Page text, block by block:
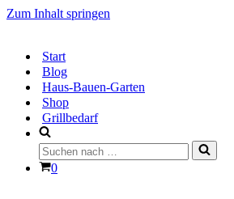
Zum Inhalt springen
Start
Blog
Haus-Bauen-Garten
Shop
Grillbedarf
Suchen
nach …
Warenkorb
0